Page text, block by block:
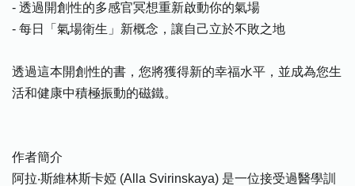
- 透過開創性的多感官冥想重新啟動你的氣場
- 每日「氣場衛生」新概念，讓自己立於不敗之地
透過這本開創性的書，您將獲得新的幸福水平，並成為您生
活和健康中積極振動的磁鐵。
作者簡介
阿拉‧斯維林斯卡婭 (Alla Svirinskaya) 是一位接受過醫學訓